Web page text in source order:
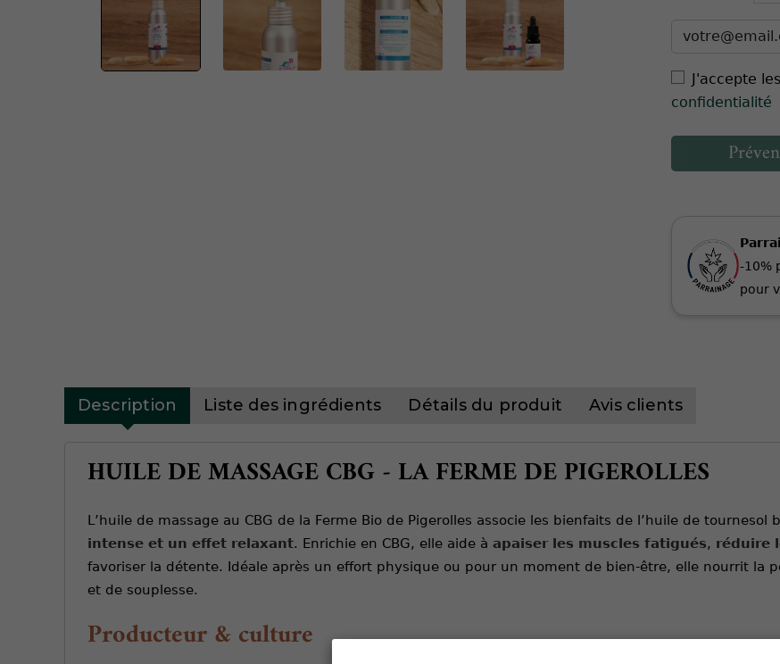
J'accepte les
confidentialité
-10%
pour
Description Liste des ingrédients Détails du produit Avis clients
HUILE DE MASSAGE CBG - LA FERME DE PIGEROLLES
L’huile de massage au CBG de la Ferme Bio de Pigerolles associe les bienfaits de l’huile de
intense et un effet relaxant. Enrichie en CBG, elle aide à apaiser les muscles fatigués, réduire
favoriser la détente. Idéale après un effort physique ou pour un moment de bien-être, elle nourrit la
et de souplesse.
Producteur & culture